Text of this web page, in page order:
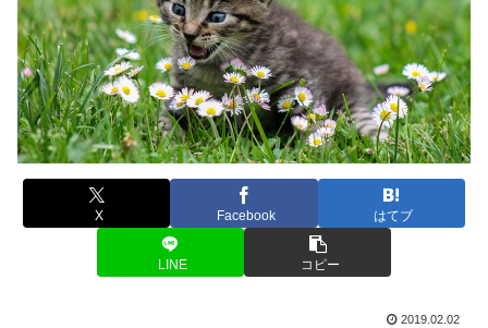
X Facebook はてブ
LINE コピー
2019.02.02